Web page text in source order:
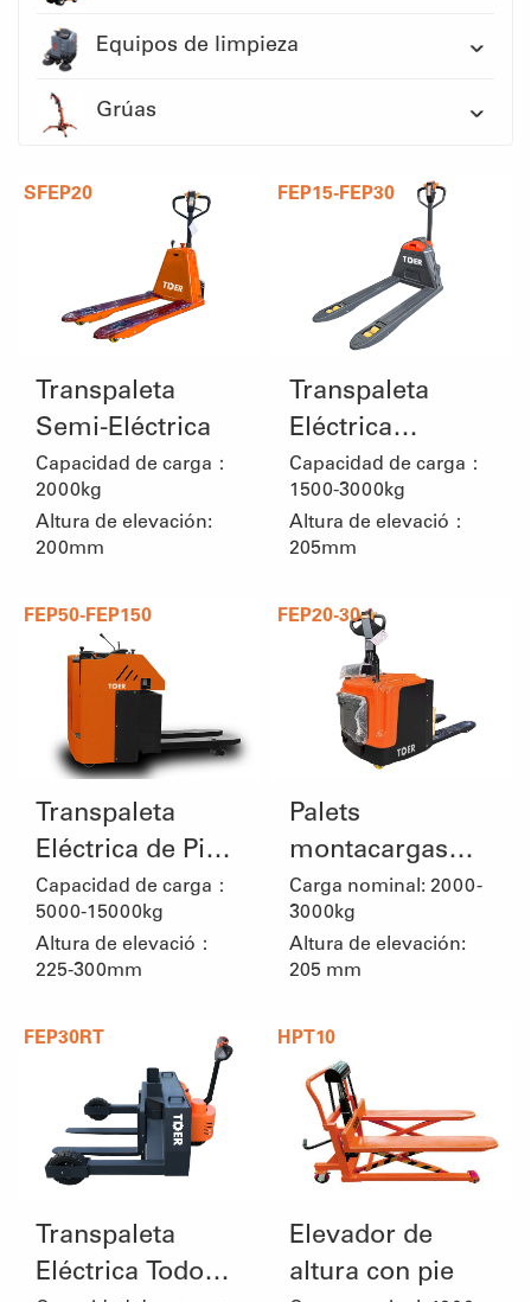
Equipos de limpieza
Grúas
SFEP20
Transpaleta
Semi-Eléctrica
Capacidad de carga：
2000kg
Altura de elevación:
200mm
FEP15-FEP30
Transpaleta
Eléctrica
Peatonal
Capacidad de carga：
1500-3000kg
Altura de elevació：
205mm
FEP50-FEP150
Transpaleta
Eléctrica de Pie
Lateral
Capacidad de carga：
5000-15000kg
Altura de elevació：
225-300mm
FEP20-30
Palets
montacargas
tipo pedale
Carga nominal: 2000 -
3000kg
Altura de elevación:
205 mm
FEP30RT
Transpaleta
Eléctrica Todo
HPT10
Elevador de
altura con pie